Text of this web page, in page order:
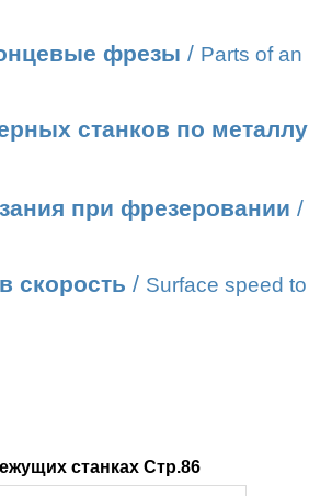
фрезы / Parts of an
станков по металлу
при фрезеровании /
скорость / Surface speed to
станках Стр.86